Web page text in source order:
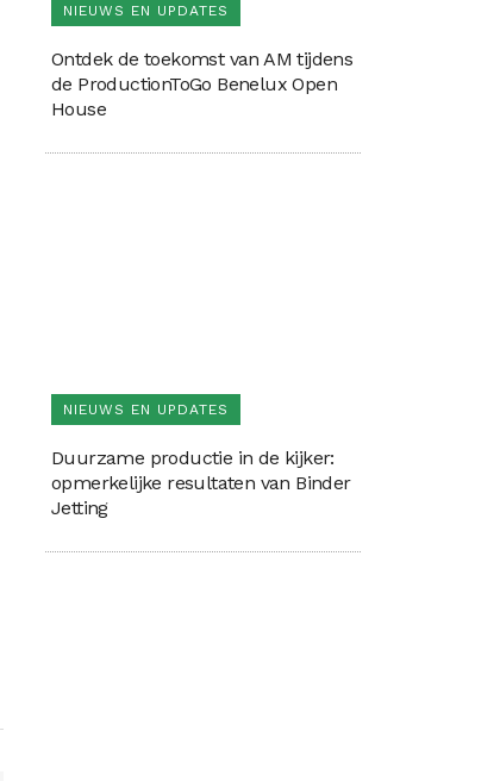
NIEUWS EN UPDATES
Ontdek de toekomst van AM tijdens
de ProductionToGo Benelux Open
House
NIEUWS EN UPDATES
Duurzame productie in de kijker:
opmerkelijke resultaten van Binder
Jetting